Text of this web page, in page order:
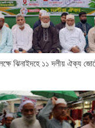
ঝিনাইদহে ১১ দলীয় ঐক্য